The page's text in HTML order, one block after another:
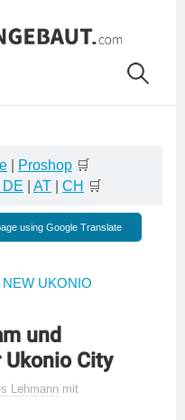
Proshop 🛒
DE AT CH 🛒
using Google Translate
NEW UKONIO
und
Ukonio City
Lehmann mit